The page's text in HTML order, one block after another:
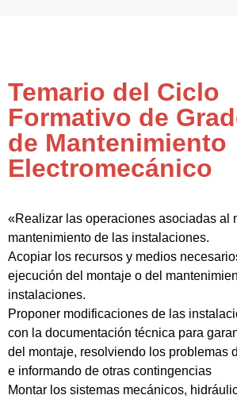
Temario del Ciclo
Formativo de
de Mantenimiento
Electromecánico
«Realizar las operaciones asociadas al
mantenimiento de las instalaciones.
Acopiar los recursos y medios
ejecución del montaje o del
instalaciones.
Proponer modificaciones de las
con la documentación técnica para
del montaje, resolviendo los problemas
e informando de otras contingencias
Montar los sistemas mecánicos,